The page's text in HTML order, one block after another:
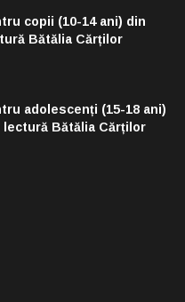
copii (10-14 ani) din
Bătălia Cărților
adolescenți (15-18 ani)
Bătălia Cărților